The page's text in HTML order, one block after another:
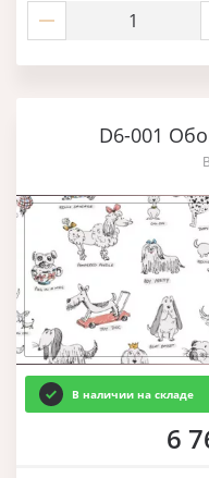
D6-001
В наличии на складе
6